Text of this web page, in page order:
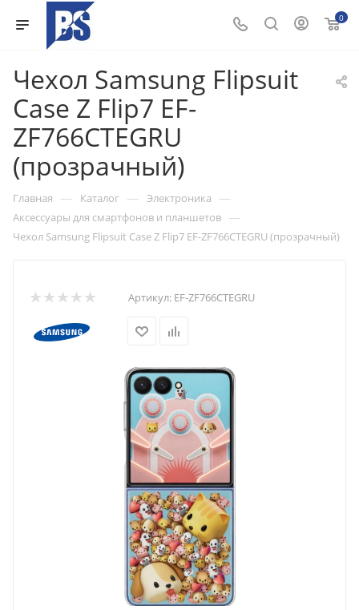
0
Чехол Samsung Flipsuit
Case Z Flip7 EF-
ZF766CTEGRU
(прозрачный)
Главная — Каталог — Электроника —
Аксессуары для смартфонов и планшетов —
Чехол Samsung Flipsuit Case Z Flip7 EF-ZF766CTEGRU (прозрачный)
Артикул: EF-ZF766CTEGRU